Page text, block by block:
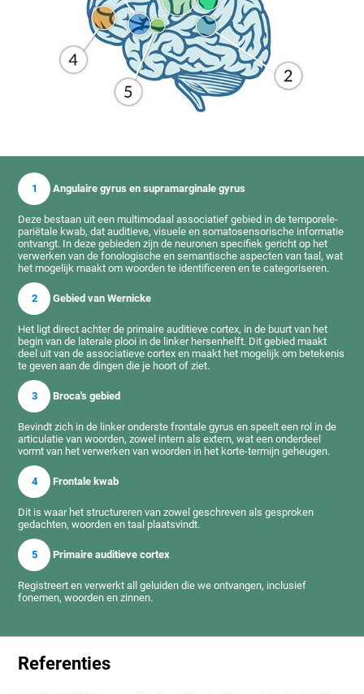
1 Angulaire gyrus en supramarginale gyrus
Deze bestaan uit een multimodaal associatief gebied in de temporele-
pariëtale kwab, dat auditieve, visuele en somatosensorische informatie
ontvangt. In deze gebieden zijn de neuronen specifiek gericht op het
verwerken van de fonologische en semantische aspecten van taal, wat
het mogelijk maakt om woorden te identificeren en te categoriseren.
2 Gebied van Wernicke
Het ligt direct achter de primaire auditieve cortex, in de buurt van het
begin van de laterale plooi in de linker hersenhelft. Dit gebied maakt
deel uit van de associatieve cortex en maakt het mogelijk om betekenis
te geven aan de dingen die je hoort of ziet.
3 Broca's gebied
Bevindt zich in de linker onderste frontale gyrus en speelt een rol in de
articulatie van woorden, zowel intern als extern, wat een onderdeel
vormt van het verwerken van woorden in het korte-termijn geheugen.
4 Frontale kwab
Dit is waar het structureren van zowel geschreven als gesproken
gedachten, woorden en taal plaatsvindt.
5 Primaire auditieve cortex
Registreert en verwerkt all geluiden die we ontvangen, inclusief
fonemen, woorden en zinnen.
Referenties